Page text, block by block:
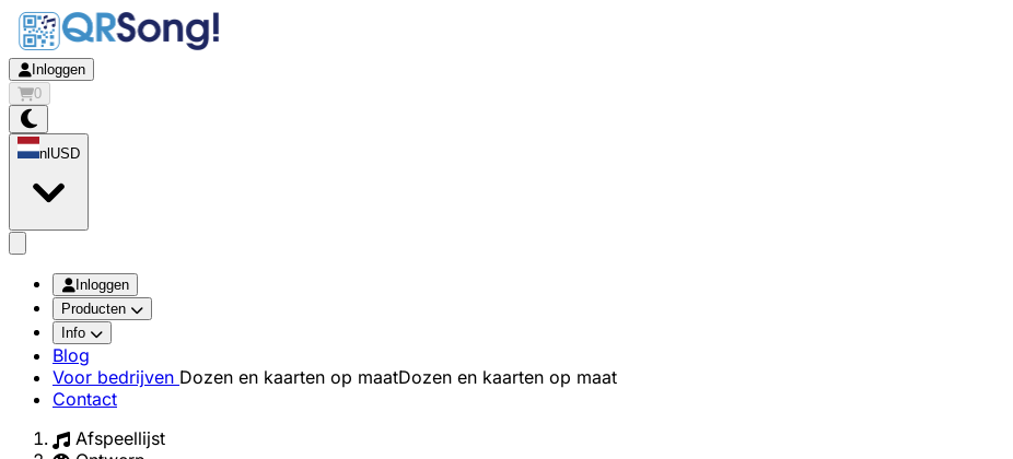
Inloggen
0
nl USD
Inloggen
Producten
Info
Blog
Voor bedrijven Dozen en kaarten op maatDozen en kaarten op maat
Contact
Afspeellijst